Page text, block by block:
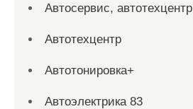
Автосервис, автотехцентр
Автотехцентр
Автотонировка+
Автоэлектрика 83